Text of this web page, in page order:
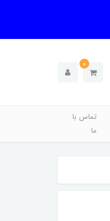
0
تماس با
ما